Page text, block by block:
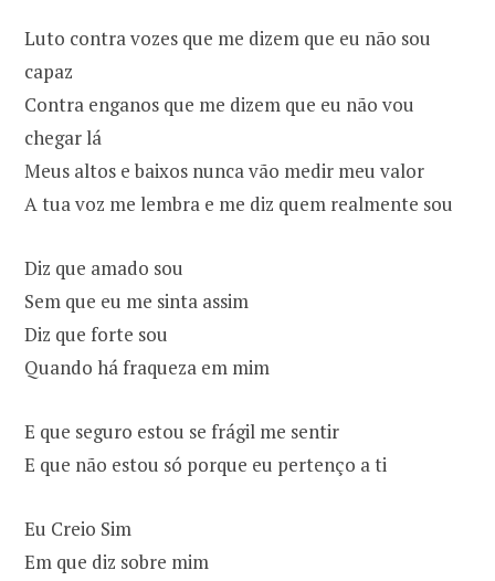
Luto contra vozes que me dizem que eu não sou
capaz
Contra enganos que me dizem que eu não vou
chegar lá
Meus altos e baixos nunca vão medir meu valor
A tua voz me lembra e me diz quem realmente sou
Diz que amado sou
Sem que eu me sinta assim
Diz que forte sou
Quando há fraqueza em mim
E que seguro estou se frágil me sentir
E que não estou só porque eu pertenço a ti
Eu Creio Sim
Em que diz sobre mim